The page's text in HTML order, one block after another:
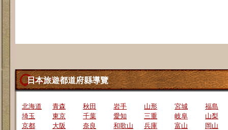
日本旅遊都道府縣導覽
北海道 青森 秋田 岩手 山形 宮城
福島
埼玉
東京 千葉 愛知 三重 岐阜
山梨
京都
大阪 奈良 和歌山 兵庫 富山
岡山